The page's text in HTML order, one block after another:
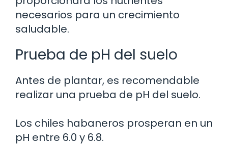
necesarios para un crecimiento
saludable.
Prueba de pH del suelo
Antes de plantar, es recomendable
realizar una prueba de pH del suelo.
Los chiles habaneros prosperan en un
pH entre 6.0 y 6.8.